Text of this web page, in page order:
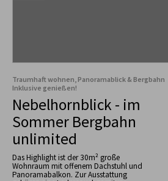
Traumhaft wohnen, Panoramablick & Bergbahn
Inklusive genießen!
Nebelhornblick - im
Sommer Bergbahn
unlimited
Das Highlight ist der 30m² große
Wohnraum mit offenem Dachstuhl und
Panoramabalkon. Zur Ausstattung